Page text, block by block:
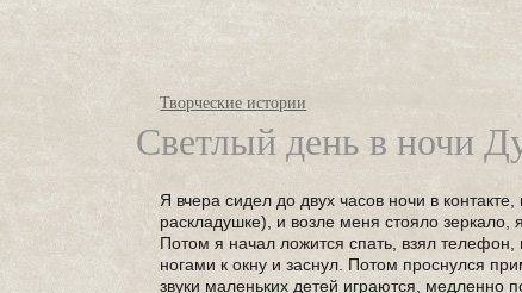
Творческие истории
Светлый день в ночи
Я вчера сидел до двух часов ночи в
раскладушке), и возле меня стояло
Потом я начал ложится спать, взял телефон,
ногами к окну и заснул. Потом проснулся
звуки маленьких детей играются, медленно